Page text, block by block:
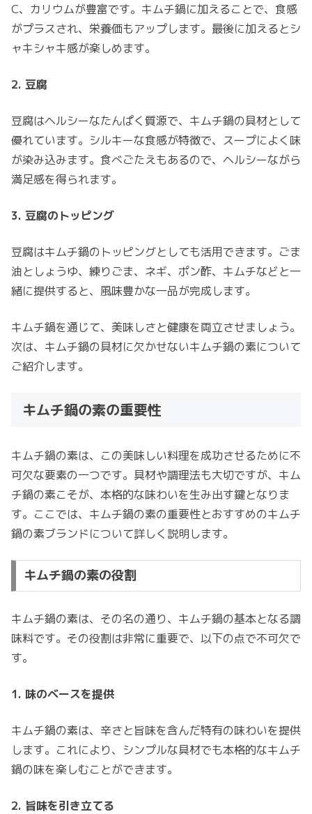
C、カリウムが豊富です。キムチ鍋に加えることで、食感
がプラスされ、栄養価もアップします。最後に加えるとシ
ャキシャキ感が楽しめます。
2. 豆腐
豆腐はヘルシーなたんぱく質源で、キムチ鍋の具材として
優れています。シルキーな食感が特徴で、スープによく味
が染み込みます。食べごたえもあるので、ヘルシーながら
満足感を得られます。
3. 豆腐のトッピング
豆腐はキムチ鍋のトッピングとしても活用できます。ごま
油としょうゆ、練りごま、ネギ、ポン酢、キムチなどと一
緒に提供すると、風味豊かな一品が完成します。
キムチ鍋を通じて、美味しさと健康を両立させましょう。
次は、キムチ鍋の具材に欠かせないキムチ鍋の素について
ご紹介します。
キムチ鍋の素の重要性
キムチ鍋の素は、この美味しい料理を成功させるために不
可欠な要素の一つです。具材や調理法も大切ですが、キム
チ鍋の素こそが、本格的な味わいを生み出す鍵となりま
す。ここでは、キムチ鍋の素の重要性とおすすめのキムチ
鍋の素ブランドについて詳しく説明します。
キムチ鍋の素の役割
キムチ鍋の素は、その名の通り、キムチ鍋の基本となる調
味料です。その役割は非常に重要で、以下の点で不可欠で
す。
1. 味のベースを提供
キムチ鍋の素は、辛さと旨味を含んだ特有の味わいを提供
します。これにより、シンプルな具材でも本格的なキムチ
鍋の味を楽しむことができます。
2. 旨味を引き立てる